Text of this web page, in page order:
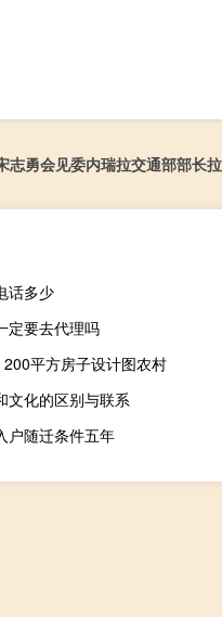
志勇会见委内瑞拉交通部部长
话多少
定要去代理吗
平方房子设计图农村
文化的区别与联系
户随迁条件五年